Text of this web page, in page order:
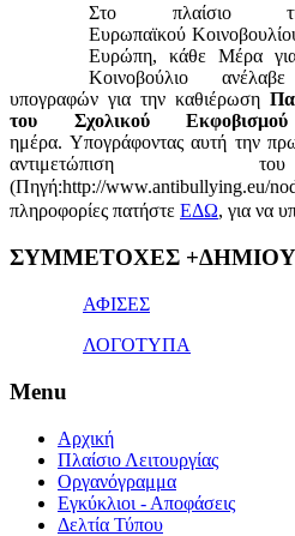
Στο πλαίσιο
Ευρωπαϊκού
Ευρώπη, κάθε Μέρα
Κοινοβούλιο
υπογραφών για την καθιέρωση
του Σχολικού Εκφοβισμού
ημέρα. Υπογράφοντας αυτή την
αντιμετώπιση
(Πηγή:http://www.antibullying.eu/
πληροφορίες πατήστε ΕΔΩ, για να
1x
ΣΥΜΜΕΤΟΧΕΣ
ΑΦΙΣΕΣ
ΛΟΓΟΤΥΠΑ
Menu
Αρχική
Πλαίσιο Λειτουργίας
Οργανόγραμμα
Εγκύκλιοι - Αποφάσεις
Δελτία Τύπου